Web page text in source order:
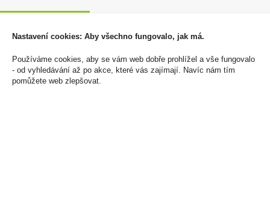
Nastavení cookies: Aby všechno fungovalo, jak má.
Používáme cookies, aby se vám web dobře prohlížel a vše fungovalo
- od vyhledávání až po akce, které vás zajímají. Navíc nám tím
pomůžete web zlepšovat.